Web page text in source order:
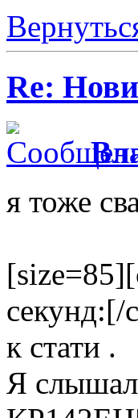
Re:
я тоже
к стати .
Я